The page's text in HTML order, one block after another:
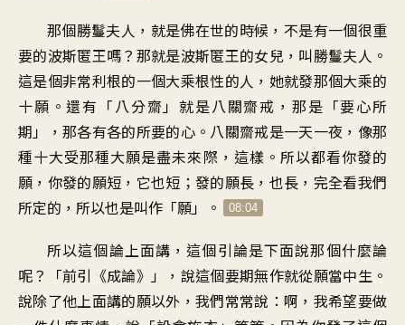
那個勝鬘夫人，就是佛在世的時候，不是有一個很重
要的波斯匿王嗎？那就是波斯匿王的女兒，叫勝鬘夫人。
這是個非常利根的一個大乘根性的人，她就發那個大乘的
十願。還有「八分齋」就是八關齋戒，那是「要心所
期」，那各有各的所要的心。八關齋戒是一天一夜，像那
種十大受那種大願是盡未來際，這樣。所以都看你發的
願，你發的願短，它也短；發的願長，也長，完全看我們
所定的，所以也是叫作「願」。
08:04
所以這個論上面講，這個引論是下面說那個什麼論
呢？「前引《成論》」，說這個要期無作就從願當中生。
說除了他上面講的願以外，我們常常說：啊，我希望要做